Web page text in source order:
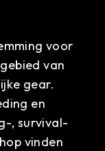
voor
van
gear.
en
, survival-
vinden